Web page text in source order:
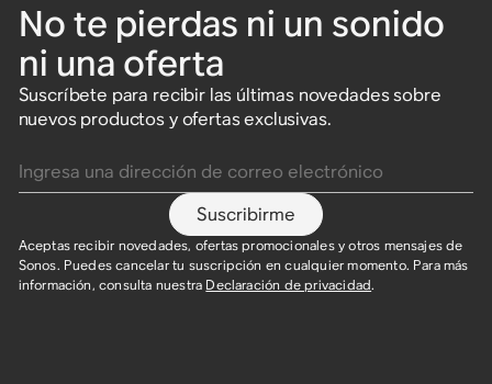
No te pierdas ni un sonido
ni una oferta
Suscríbete para recibir las últimas novedades sobre
nuevos productos y ofertas exclusivas.
Suscribirme
Aceptas recibir novedades, ofertas promocionales y otros mensajes de
Sonos. Puedes cancelar tu suscripción en cualquier momento. Para más
información, consulta nuestra Declaración de privacidad.